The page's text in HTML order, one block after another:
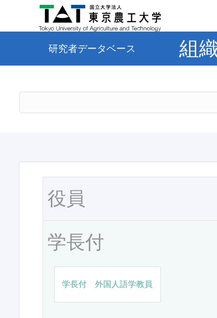
研究者データベース 組
役員
学長付
学長付 外国人語学教員